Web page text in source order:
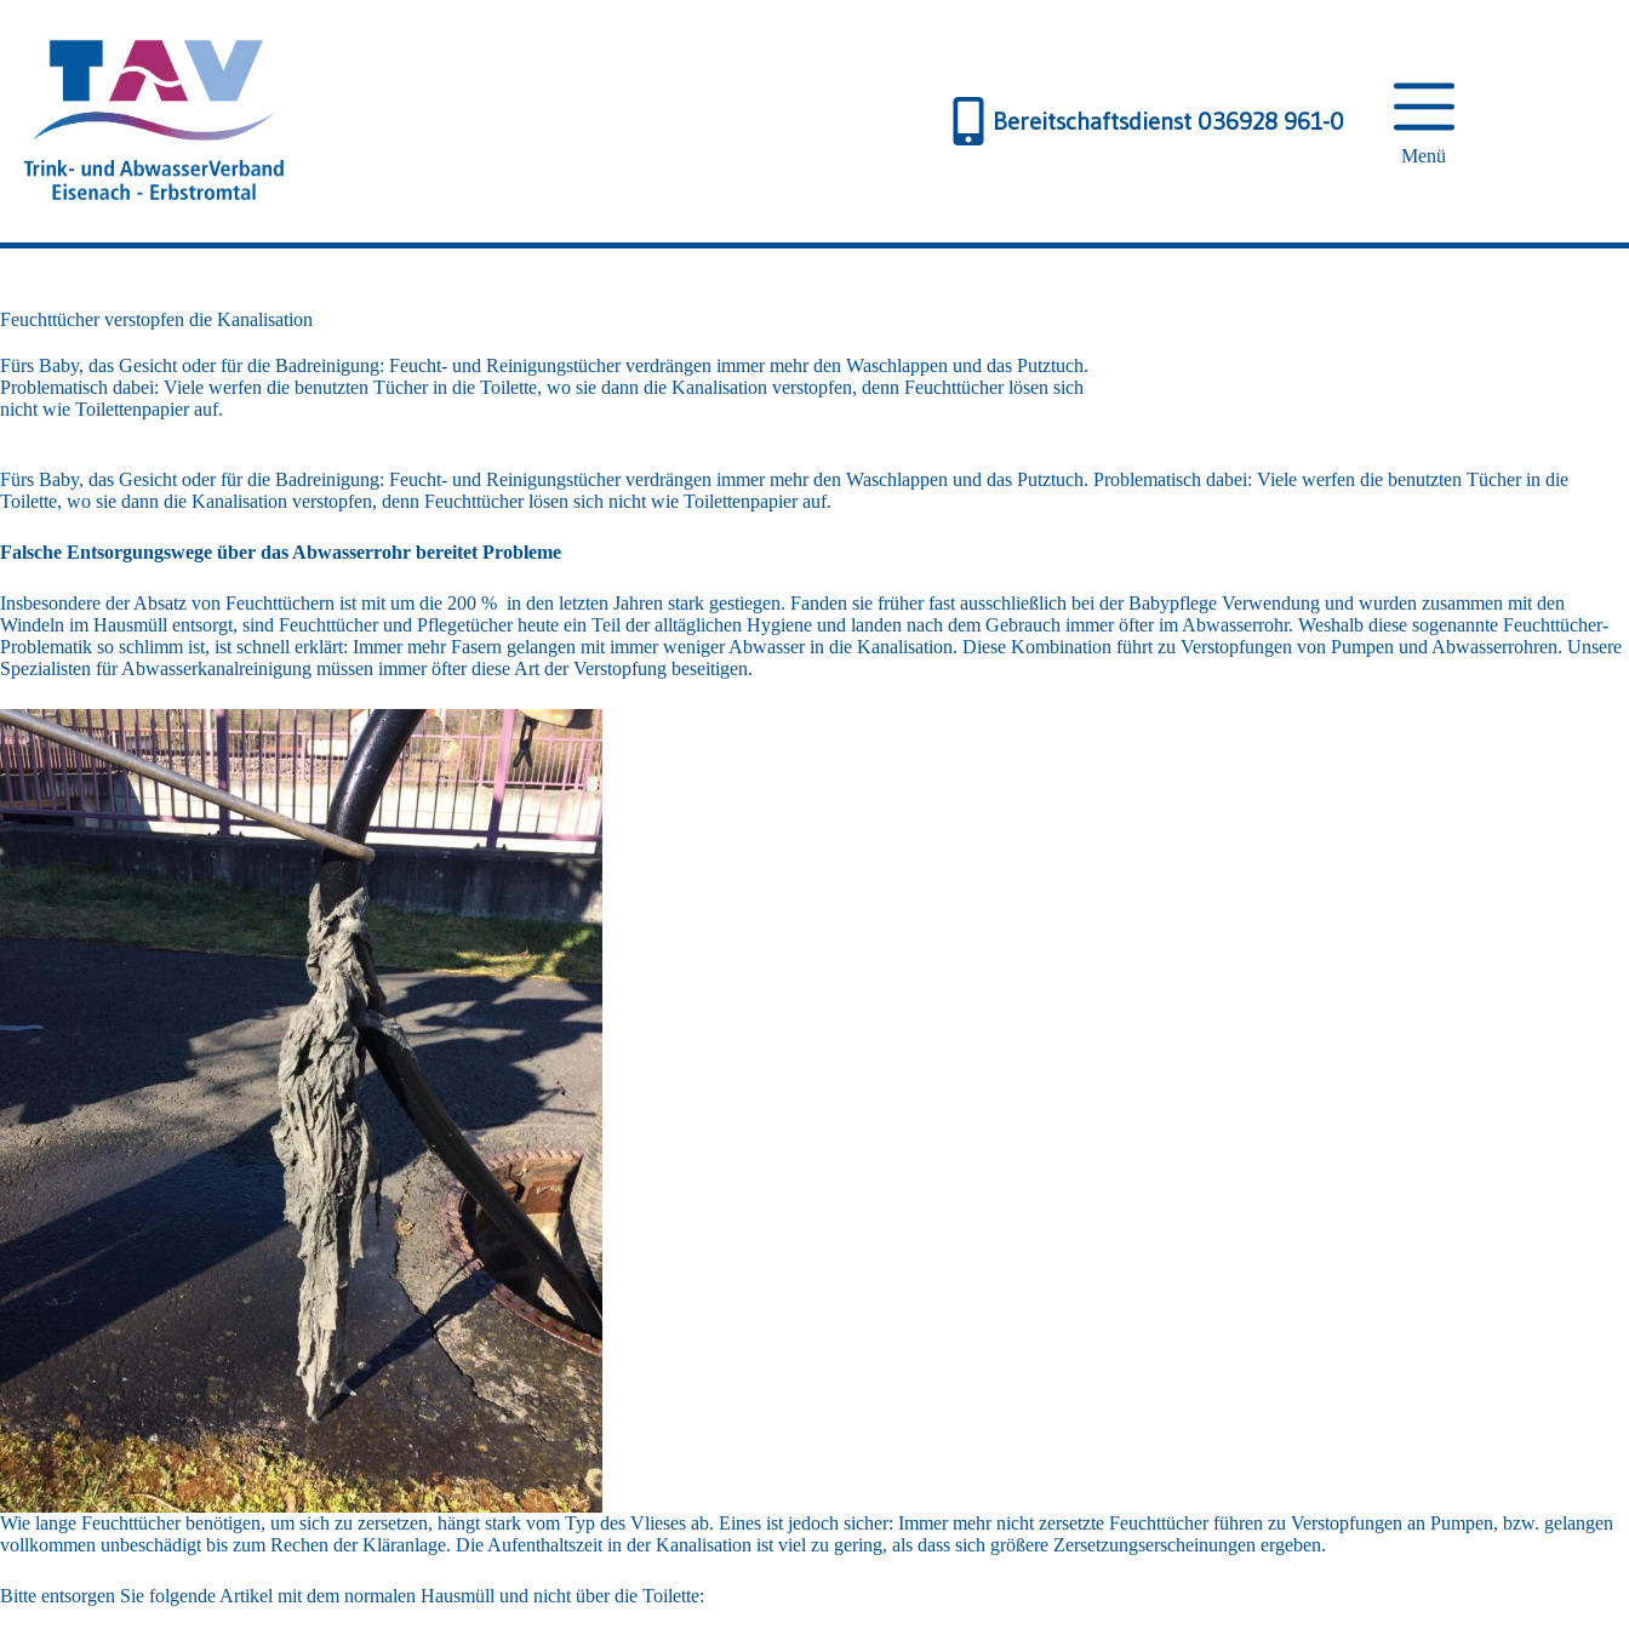
Bereitschaftsdienst 036928 961-0
Menü
Feuchttücher verstopfen die Kanalisation
Fürs Baby, das Gesicht oder für die Badreinigung: Feucht- und Reinigungstücher verdrängen immer mehr den Waschlappen und das Putztuch.
Problematisch dabei: Viele werfen die benutzten Tücher in die Toilette, wo sie dann die Kanalisation verstopfen, denn Feuchttücher lösen sich
nicht wie Toilettenpapier auf.
Fürs Baby, das Gesicht oder für die Badreinigung: Feucht- und Reinigungstücher verdrängen immer mehr den Waschlappen und das Putztuch. Problematisch dabei: Viele werfen die benutzten Tücher in die
Toilette, wo sie dann die Kanalisation verstopfen, denn Feuchttücher lösen sich nicht wie Toilettenpapier auf.
Falsche Entsorgungswege über das Abwasserrohr bereitet Probleme
Insbesondere der Absatz von Feuchttüchern ist mit um die 200 % in den letzten Jahren stark gestiegen. Fanden sie früher fast ausschließlich bei der Babypflege Verwendung und wurden zusammen mit den
Windeln im Hausmüll entsorgt, sind Feuchttücher und Pflegetücher heute ein Teil der alltäglichen Hygiene und landen nach dem Gebrauch immer öfter im Abwasserrohr. Weshalb diese sogenannte Feuchttücher-
Problematik so schlimm ist, ist schnell erklärt: Immer mehr Fasern gelangen mit immer weniger Abwasser in die Kanalisation. Diese Kombination führt zu Verstopfungen von Pumpen und Abwasserrohren. Unsere
Spezialisten für Abwasserkanalreinigung müssen immer öfter diese Art der Verstopfung beseitigen.
Wie lange Feuchttücher benötigen, um sich zu zersetzen, hängt stark vom Typ des Vlieses ab. Eines ist jedoch sicher: Immer mehr nicht zersetzte Feuchttücher führen zu Verstopfungen an Pumpen, bzw. gelangen
vollkommen unbeschädigt bis zum Rechen der Kläranlage. Die Aufenthaltszeit in der Kanalisation ist viel zu gering, als dass sich größere Zersetzungserscheinungen ergeben.
Bitte entsorgen Sie folgende Artikel mit dem normalen Hausmüll und nicht über die Toilette: